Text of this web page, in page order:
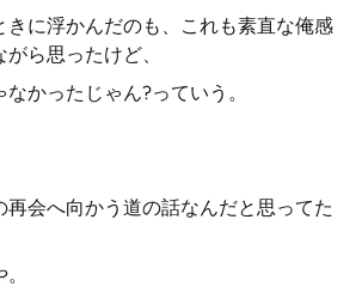
きに浮かんだのも、これも素直な俺感
ら思ったけど、
かったじゃん?っていう。
再会へ向かう道の話なんだと思ってた